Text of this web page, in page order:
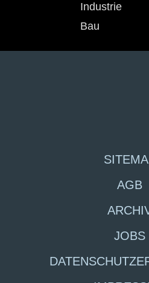
Industrie
Bau
AGB
JOBS